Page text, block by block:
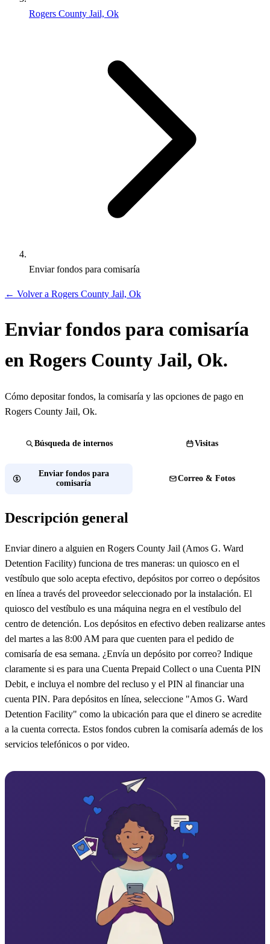
Rogers County Jail, Ok
Enviar fondos para comisaría
← Volver a Rogers County Jail, Ok
Enviar fondos para comisaría
en Rogers County Jail, Ok.
Cómo depositar fondos, la comisaría y las opciones de pago en
Rogers County Jail, Ok.
Búsqueda de internos Visitas
Enviar fondos para
comisaría
Correo & Fotos
Descripción general
Enviar dinero a alguien en Rogers County Jail (Amos G. Ward
Detention Facility) funciona de tres maneras: un quiosco en el
vestíbulo que solo acepta efectivo, depósitos por correo o depósitos
en línea a través del proveedor seleccionado por la instalación. El
quiosco del vestíbulo es una máquina negra en el vestíbulo del
centro de detención. Los depósitos en efectivo deben realizarse antes
del martes a las 8:00 AM para que cuenten para el pedido de
comisaría de esa semana. ¿Envía un depósito por correo? Indique
claramente si es para una Cuenta Prepaid Collect o una Cuenta PIN
Debit, e incluya el nombre del recluso y el PIN al financiar una
cuenta PIN. Para depósitos en línea, seleccione "Amos G. Ward
Detention Facility" como la ubicación para que el dinero se acredite
a la cuenta correcta. Estos fondos cubren la comisaría además de los
servicios telefónicos o por video.